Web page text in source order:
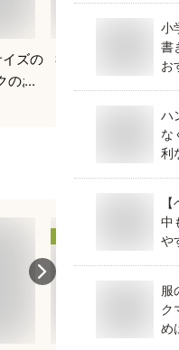
ズの
のお
360度回転する！便
なネクタイハンガー
小
書
お
ハ
な
利
中
や
服
ク
め